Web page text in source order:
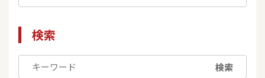
検索
検索